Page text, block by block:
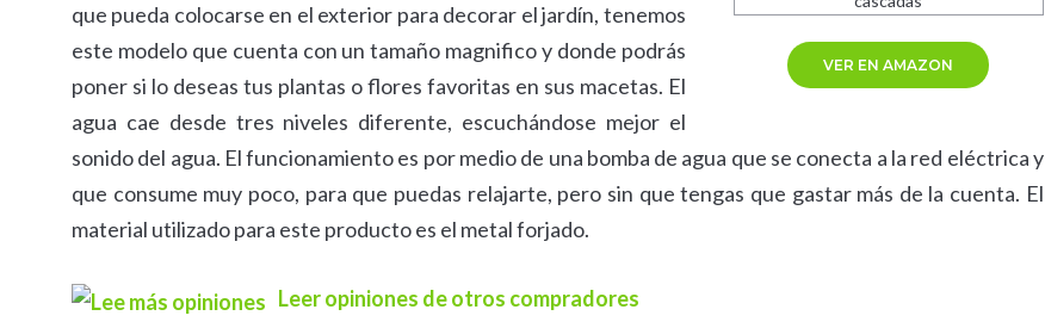
VER EN AMAZON
que pueda colocarse en el exterior para decorar el jardín, tenemos
este modelo que cuenta con un tamaño magnifico y donde podrás
poner si lo deseas tus plantas o flores favoritas en sus macetas. El
agua cae desde tres niveles diferente, escuchándose mejor el
sonido del agua. El funcionamiento es por medio de una bomba de agua que se conecta a la red eléctrica y
que consume muy poco, para que puedas relajarte, pero sin que tengas que gastar más de la cuenta. El
material utilizado para este producto es el metal forjado.
Leer opiniones de otros compradores